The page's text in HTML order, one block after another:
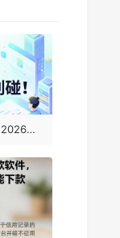
17岁急用钱微信秒下1000？2026年这5个贷款8000的平台千万别碰！